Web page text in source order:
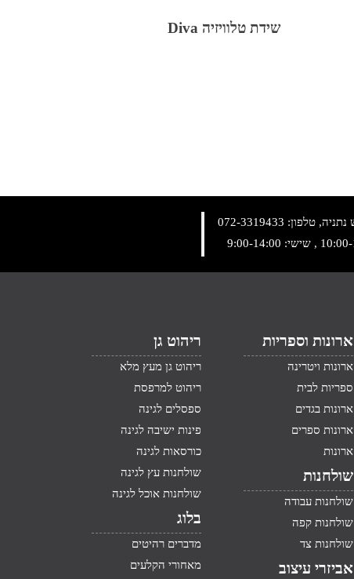
שידת טלוויזיה Diva
072-3319433
ארונות וספריות
ארונות ויטרינה
ספריות לבית
ארונות בגדים
ארונות ספרים
ארונות
שולחנות
שולחנות עבודה
שולחנות קפה
שולחנות צד
אביזרי עיצוב
ריהוט גן
ריהוט גן מעץ מלא
ריהוט למרפסת
ספסלים לגינה
פינות ישיבה לגינה
כורסאות לגינה
שולחנות עץ לגינה
שולחנות אוכל לגינה
בלוג
מדברים רהיטים
מאחורי הקלעים